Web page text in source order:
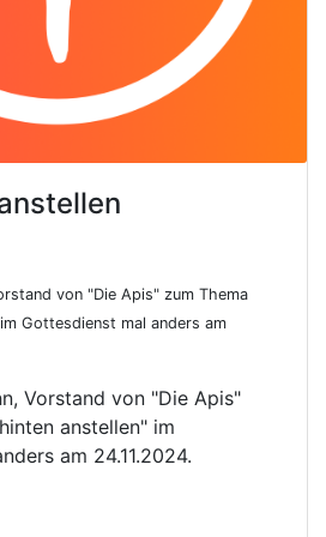
von "Die Apis" zum Thema
Gottesdienst mal anders am
Vorstand von "Die Apis"
anstellen" im
am 24.11.2024.